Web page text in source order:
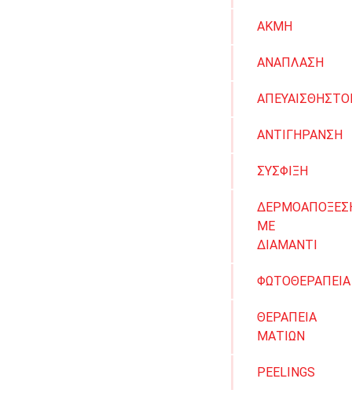
ΑΚΜΗ
ΑΝΑΠΛΑΣΗ
ΑΝΤΙΓΗΡΑΝΣΗ
ΣΥΣΦΙΞΗ
ΜΕ
ΔΙΑΜΑΝΤΙ
ΦΩΤΟΘΕΡΑΠΕΙΑ
ΘΕΡΑΠΕΙΑ
ΜΑΤΙΩΝ
PEELINGS